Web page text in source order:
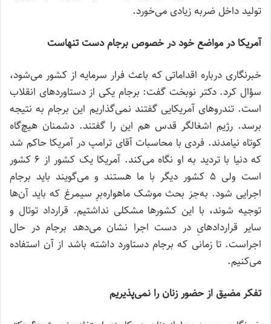
تولید داخل ضربه زیادی می‌خورد.
آمریکا در مواضع خود در خصوص برجام دست تنهاست
خبرنگاری درباره اقداماتی که باعث فرار سرمایه از کشور می‌شود،
سؤال کرد. دکتر نوبخت گفت: برجام یکی از دستاوردهای انقلاب
است. تندروهای آمریکایی گفتند نمی‌گذاریم این برجام به نتیجه
برسد. رژیم اشغالگر قدس هم این را گفتند. دشمنان هیچ‌گاه
کوتاه نیامدند. فردی با محاسبات آقای ترامپ در آمریکا حاکم شد
که دنیا با تردید به او نگاه می‌کند. آمریکا یک کشور از 6 کشور
است ولی 5 کشور دیگر با ما هستند و می‌گویند باید برجام
اجرایی شود. به‌جز بحث موشک ماهواره‌برِ سیمرغ که باید آن‌ها
توجیه شوند، با این کشورها مشکلی نداشتیم. قرارداد توتال و
سایر قراردادهایِ در دست اجرا نشان می‌دهد برجام در حال
اجراست. تا زمانی که برجام دستاورد داشته باشد از آن استفاده
می‌کنیم.
تفکر مضیق از حضور زنان را نمی‌پذیریم